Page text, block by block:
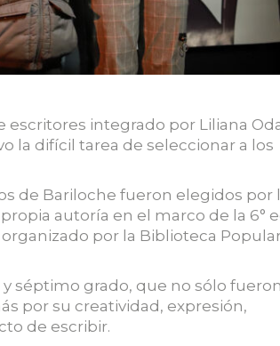
escritores integrado por Liliana
la difícil tarea de seleccionar a los
de Bariloche fueron elegidos por
autoría en el marco de la 6°
por la Biblioteca
séptimo grado, que no sólo fueron
por su creatividad, expresión,
de escribir.